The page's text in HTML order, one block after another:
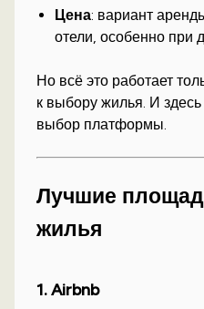
Цена: вариант
отели, особенно при
Но всё это работает
к выбору жилья. И
выбор платформы.
Лучшие
жилья
1. Airbnb